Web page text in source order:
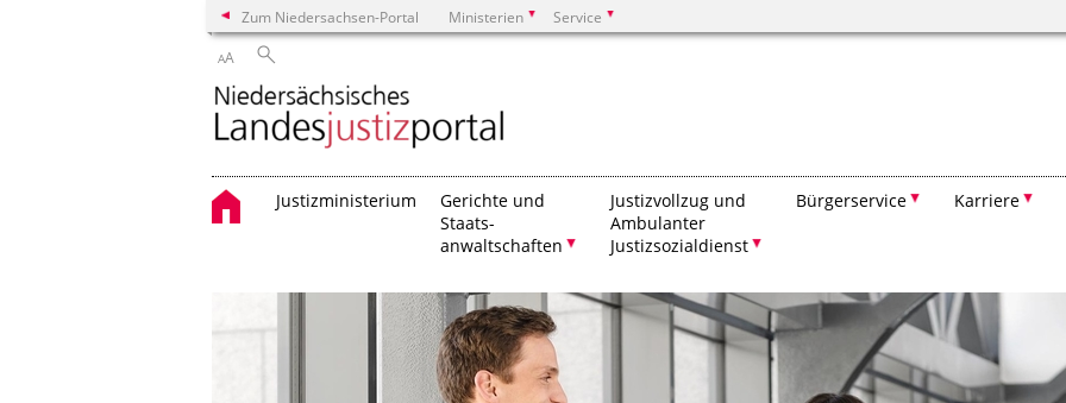
Zum Niedersachsen-Portal Ministerien Service
AA
Justizministerium
Gerichte und
Staats-
anwaltschaften
Justizvollzug und
Ambulanter
Justizsozialdienst
Bürgerservice Karriere